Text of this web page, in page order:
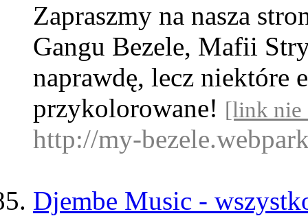
Zapraszmy na nasza
Gangu Bezele, Mafii
naprawdę, lecz niektóre
przykolorowane! [link nie
http://my-
Djembe Music -